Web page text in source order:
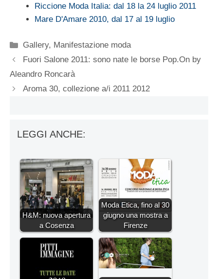
Riccione Moda Italia: dal 18 la 24 luglio 2011
Mare D'Amare 2010, dal 17 al 19 luglio
Categorie
Gallery, Manifestazione moda
Fuori Salone 2011: sono nate le borse Pop.On by
Aleandro Roncarà
Aroma 30, collezione a/i 2011 2012
LEGGI ANCHE:
H&M: nuova apertura
a Cosenza
Moda Etica, fino al 30
giugno una mostra a
Firenze